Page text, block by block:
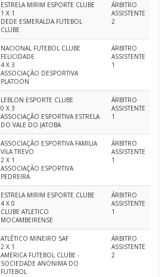
ESTRELA MIRIM ESPORTE CLUBE
1 X 1
DEDE ESMERALDA FUTEBOL
CLUBE
ÁRBITRO
ASSISTENTE
2
NACIONAL FUTEBOL CLUBE
FELICIDADE
4 X 3
ASSOCIAÇÃO DESPORTIVA
PLATOON
ÁRBITRO
ASSISTENTE
1
LEBLON ESPORTE CLUBE
0 X 3
ASSOCIAÇÃO ESPORTIVA ESTRELA
DO VALE DO JATOBA
ÁRBITRO
ASSISTENTE
1
ASSOCIAÇÃO ESPORTIVA FAMILIA
VILA TREVO
2 X 1
ASSOCIAÇÃO ESPORTIVA
PEDREIRA
ÁRBITRO
ASSISTENTE
1
ESTRELA MIRIM ESPORTE CLUBE
4 X 0
CLUBE ATLETICO
MOCAMBEIRENSE
ÁRBITRO
ASSISTENTE
1
ATLÉTICO MINEIRO SAF
2 X 1
AMERICA FUTEBOL CLUBE -
SOCIEDADE ANONIMA DO
FUTEBOL
ÁRBITRO
ASSISTENTE
2